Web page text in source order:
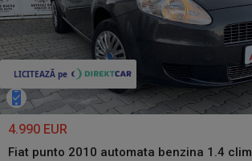
4.990 EUR
Fiat punto 2010 automata benzina 1.4